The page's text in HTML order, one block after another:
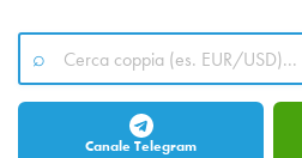
Canale Telegram